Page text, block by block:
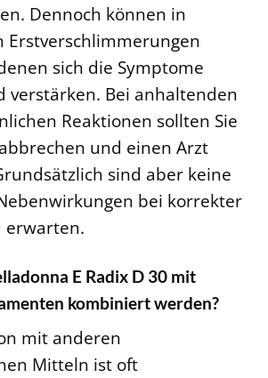
Dennoch können in
Erstverschlimmerungen
sich die Symptome
verstärken. Bei anhaltenden
Reaktionen sollten Sie
und einen Arzt
sind aber keine
bei korrekter
erwarten.
E Radix D 30 mit
kombiniert werden?
mit anderen
Mitteln ist oft